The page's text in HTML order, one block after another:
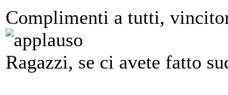
Complimenti a tutti,
Ragazzi, se ci avete fatto